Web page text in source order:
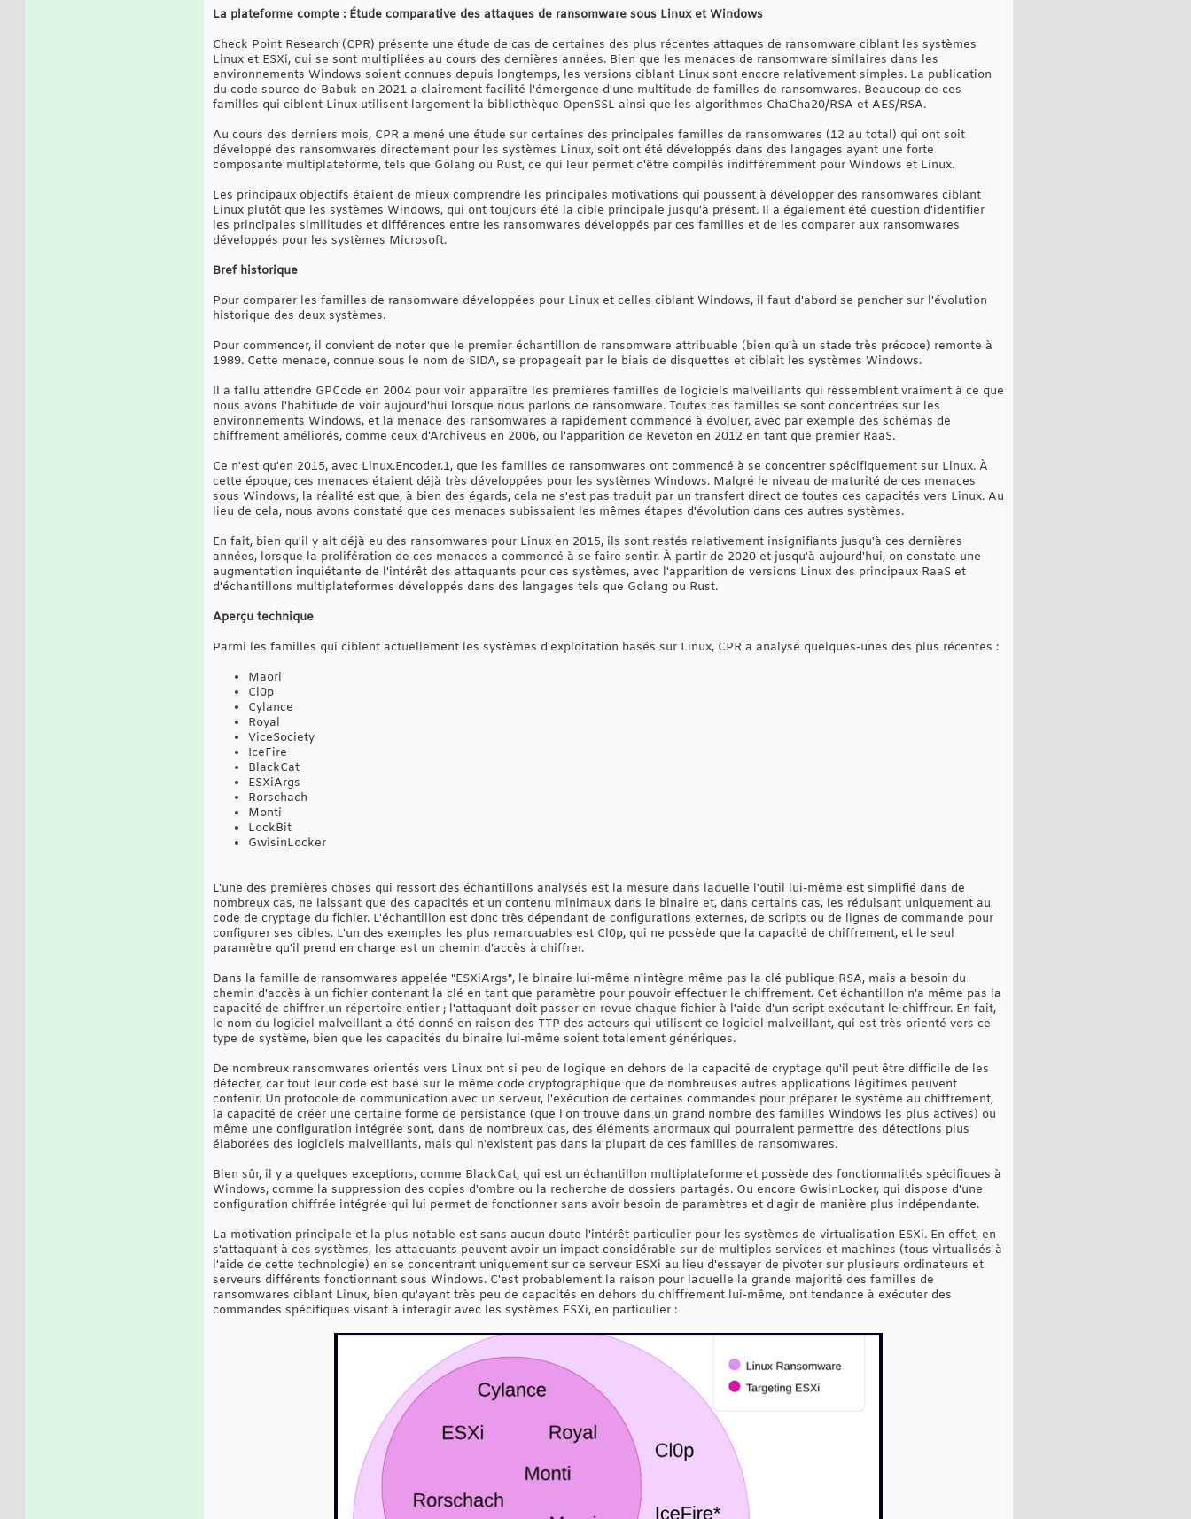
La plateforme compte : Étude comparative des attaques de ransomware sous Linux et Windows
Check Point Research (CPR) présente une étude de cas de certaines des plus récentes attaques de ransomware ciblant les systèmes
Linux et ESXi, qui se sont multipliées au cours des dernières années. Bien que les menaces de ransomware similaires dans les
environnements Windows soient connues depuis longtemps, les versions ciblant Linux sont encore relativement simples. La publication
du code source de Babuk en 2021 a clairement facilité l'émergence d'une multitude de familles de ransomwares. Beaucoup de ces
familles qui ciblent Linux utilisent largement la bibliothèque OpenSSL ainsi que les algorithmes ChaCha20/RSA et AES/RSA.
Au cours des derniers mois, CPR a mené une étude sur certaines des principales familles de ransomwares (12 au total) qui ont soit
développé des ransomwares directement pour les systèmes Linux, soit ont été développés dans des langages ayant une forte
composante multiplateforme, tels que Golang ou Rust, ce qui leur permet d'être compilés indifféremment pour Windows et Linux.
Les principaux objectifs étaient de mieux comprendre les principales motivations qui poussent à développer des ransomwares ciblant
Linux plutôt que les systèmes Windows, qui ont toujours été la cible principale jusqu'à présent. Il a également été question d'identifier
les principales similitudes et différences entre les ransomwares développés par ces familles et de les comparer aux ransomwares
développés pour les systèmes Microsoft.
Bref historique
Pour comparer les familles de ransomware développées pour Linux et celles ciblant Windows, il faut d'abord se pencher sur l'évolution
historique des deux systèmes.
Pour commencer, il convient de noter que le premier échantillon de ransomware attribuable (bien qu'à un stade très précoce) remonte à
1989. Cette menace, connue sous le nom de SIDA, se propageait par le biais de disquettes et ciblait les systèmes Windows.
Il a fallu attendre GPCode en 2004 pour voir apparaître les premières familles de logiciels malveillants qui ressemblent vraiment à ce que
nous avons l'habitude de voir aujourd'hui lorsque nous parlons de ransomware. Toutes ces familles se sont concentrées sur les
environnements Windows, et la menace des ransomwares a rapidement commencé à évoluer, avec par exemple des schémas de
chiffrement améliorés, comme ceux d'Archiveus en 2006, ou l'apparition de Reveton en 2012 en tant que premier RaaS.
Ce n'est qu'en 2015, avec Linux.Encoder.1, que les familles de ransomwares ont commencé à se concentrer spécifiquement sur Linux. À
cette époque, ces menaces étaient déjà très développées pour les systèmes Windows. Malgré le niveau de maturité de ces menaces
sous Windows, la réalité est que, à bien des égards, cela ne s'est pas traduit par un transfert direct de toutes ces capacités vers Linux. Au
lieu de cela, nous avons constaté que ces menaces subissaient les mêmes étapes d'évolution dans ces autres systèmes.
En fait, bien qu'il y ait déjà eu des ransomwares pour Linux en 2015, ils sont restés relativement insignifiants jusqu'à ces dernières
années, lorsque la prolifération de ces menaces a commencé à se faire sentir. À partir de 2020 et jusqu'à aujourd'hui, on constate une
augmentation inquiétante de l'intérêt des attaquants pour ces systèmes, avec l'apparition de versions Linux des principaux RaaS et
d'échantillons multiplateformes développés dans des langages tels que Golang ou Rust.
Aperçu technique
Parmi les familles qui ciblent actuellement les systèmes d'exploitation basés sur Linux, CPR a analysé quelques-unes des plus récentes :
Maori
Cl0p
Cylance
Royal
ViceSociety
IceFire
BlackCat
ESXiArgs
Rorschach
Monti
LockBit
GwisinLocker
L'une des premières choses qui ressort des échantillons analysés est la mesure dans laquelle l'outil lui-même est simplifié dans de
nombreux cas, ne laissant que des capacités et un contenu minimaux dans le binaire et, dans certains cas, les réduisant uniquement au
code de cryptage du fichier. L'échantillon est donc très dépendant de configurations externes, de scripts ou de lignes de commande pour
configurer ses cibles. L'un des exemples les plus remarquables est Cl0p, qui ne possède que la capacité de chiffrement, et le seul
paramètre qu'il prend en charge est un chemin d'accès à chiffrer.
Dans la famille de ransomwares appelée "ESXiArgs", le binaire lui-même n'intègre même pas la clé publique RSA, mais a besoin du
chemin d'accès à un fichier contenant la clé en tant que paramètre pour pouvoir effectuer le chiffrement. Cet échantillon n'a même pas la
capacité de chiffrer un répertoire entier ; l'attaquant doit passer en revue chaque fichier à l'aide d'un script exécutant le chiffreur. En fait,
le nom du logiciel malveillant a été donné en raison des TTP des acteurs qui utilisent ce logiciel malveillant, qui est très orienté vers ce
type de système, bien que les capacités du binaire lui-même soient totalement génériques.
De nombreux ransomwares orientés vers Linux ont si peu de logique en dehors de la capacité de cryptage qu'il peut être difficile de les
détecter, car tout leur code est basé sur le même code cryptographique que de nombreuses autres applications légitimes peuvent
contenir. Un protocole de communication avec un serveur, l'exécution de certaines commandes pour préparer le système au chiffrement,
la capacité de créer une certaine forme de persistance (que l'on trouve dans un grand nombre des familles Windows les plus actives) ou
même une configuration intégrée sont, dans de nombreux cas, des éléments anormaux qui pourraient permettre des détections plus
élaborées des logiciels malveillants, mais qui n'existent pas dans la plupart de ces familles de ransomwares.
Bien sûr, il y a quelques exceptions, comme BlackCat, qui est un échantillon multiplateforme et possède des fonctionnalités spécifiques à
Windows, comme la suppression des copies d'ombre ou la recherche de dossiers partagés. Ou encore GwisinLocker, qui dispose d'une
configuration chiffrée intégrée qui lui permet de fonctionner sans avoir besoin de paramètres et d'agir de manière plus indépendante.
La motivation principale et la plus notable est sans aucun doute l'intérêt particulier pour les systèmes de virtualisation ESXi. En effet, en
s'attaquant à ces systèmes, les attaquants peuvent avoir un impact considérable sur de multiples services et machines (tous virtualisés à
l'aide de cette technologie) en se concentrant uniquement sur ce serveur ESXi au lieu d'essayer de pivoter sur plusieurs ordinateurs et
serveurs différents fonctionnant sous Windows. C'est probablement la raison pour laquelle la grande majorité des familles de
ransomwares ciblant Linux, bien qu'ayant très peu de capacités en dehors du chiffrement lui-même, ont tendance à exécuter des
commandes spécifiques visant à interagir avec les systèmes ESXi, en particulier :